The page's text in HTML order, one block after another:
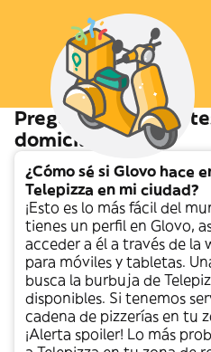
Preguntas
domicilio
¿Cómo sé si Glovo hace
Telepizza en mi ciudad?
¡Esto es lo más fácil del
tienes un perfil en Glovo,
acceder a él a través de la
para móviles y tabletas.
busca la burbuja de
disponibles. Si tenemos
cadena de pizzerías en tu
¡Alerta spoiler! Lo más